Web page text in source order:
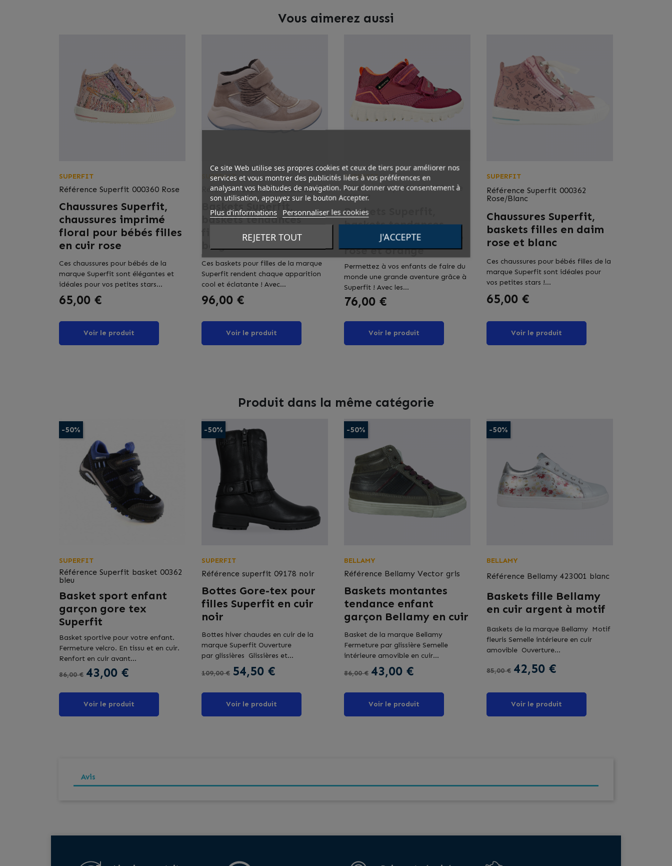
Vous aimerez aussi
SUPERFIT
Référence Superfit 000360 Rose
Chaussures Superfit,
chaussures imprimé
floral pour bébés filles
en cuir rose
Ces chaussures pour bébés de la
marque Superfit sont élégantes et
idéales pour vos petites stars...
Prix
65,00 €
Voir le produit
SUPERFIT
Référence Superfit 000632 beige
Baskets Superfit,
baskets tendances
filles en cuir nubuck
beige
Ces baskets pour filles de la marque
Superfit rendent chaque apparition
cool et éclatante ! Avec...
Prix
96,00 €
Voir le produit
SUPERFIT
Référence Superfit 006200 rose
orange
Baskets Superfit,
baskets tendances
filles en cuir et textile
rose et orange
Permettez à vos enfants de faire du
monde une grande aventure grâce à
Superfit ! Avec les...
Prix
76,00 €
Voir le produit
SUPERFIT
Référence Superfit 000362
Rose/Blanc
Chaussures Superfit,
baskets filles en daim
rose et blanc
Ces chaussures pour bébés filles de la
marque Superfit sont idéales pour
vos petites stars !...
Prix
65,00 €
Voir le produit
Produit dans la même catégorie
SUPERFIT
Référence Superfit basket 00362
bleu
Basket sport enfant
garçon gore tex
Superfit
Basket sportive pour votre enfant.
Fermeture velcro. En tissu et en cuir.
Renfort en cuir avant...
Prix de base
86,00 €
Prix
43,00 €
Voir le produit
-50%
SUPERFIT
Référence superfit 09178 noir
Bottes Gore-tex pour
filles Superfit en cuir
noir
Bottes hiver chaudes en cuir de la
marque Superfit Ouverture
par glissières Glissières et...
Prix de base
109,00 €
Prix
54,50 €
Voir le produit
-50%
BELLAMY
Référence Bellamy Vector gris
Baskets montantes
tendance enfant
garçon Bellamy en cuir
Basket de la marque Bellamy
Fermeture par glissière Semelle
intérieure amovible en cuir...
Prix de base
86,00 €
Prix
43,00 €
Voir le produit
-50%
BELLAMY
Référence Bellamy 423001 blanc
Baskets fille Bellamy
en cuir argent à motif
Baskets de la marque Bellamy Motif
fleuris Semelle intérieure en cuir
amovible Ouverture...
Prix de base
85,00 €
Prix
42,50 €
Voir le produit
-50%
Avis
Ce site Web utilise ses propres cookies et ceux de tiers pour améliorer nos
services et vous montrer des publicités liées à vos préférences en
analysant vos habitudes de navigation. Pour donner votre consentement à
son utilisation, appuyez sur le bouton Accepter.
Plus d'informations Personnaliser les cookies
REJETER TOUT J'ACCEPTE